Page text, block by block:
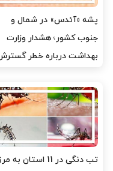
پشه «آئدس» در شمال و
جنوب کشور؛ هشدار وزارت
بهداشت درباره خطر
۰۷ تیر ۱۴۰۵
تب دنگی در 11 استان به